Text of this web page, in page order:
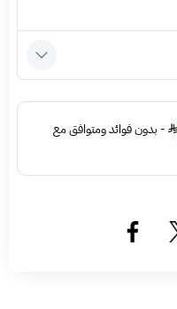
- بدون فوائد ومتوافق مع